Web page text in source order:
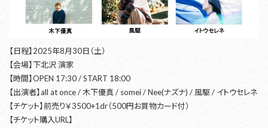
【日程】2025年8月30日（土）
【会場】下北沢 演家
【時間】OPEN 17:30 / START 18:00
【出演者】all at once / 木下優真 / somei / Nee(ナズナ) / 風駆 / イトウセレネ
【チケット】前売り￥3500+1dr（500円お買物カード付）
【チケット購入URL】